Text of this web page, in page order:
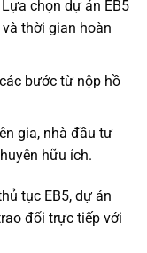
chọn dự án EB5
thời gian hoàn
bước từ nộp hồ
gia, nhà đầu tư
hữu ích.
tục EB5, dự án
đổi trực tiếp với